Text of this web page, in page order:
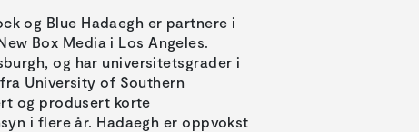
og Blue Hadaegh er partnere i
Box Media i Los Angeles.
og har universitetsgrader i
University of Southern
og produsert korte
i flere år. Hadaegh er oppvokst